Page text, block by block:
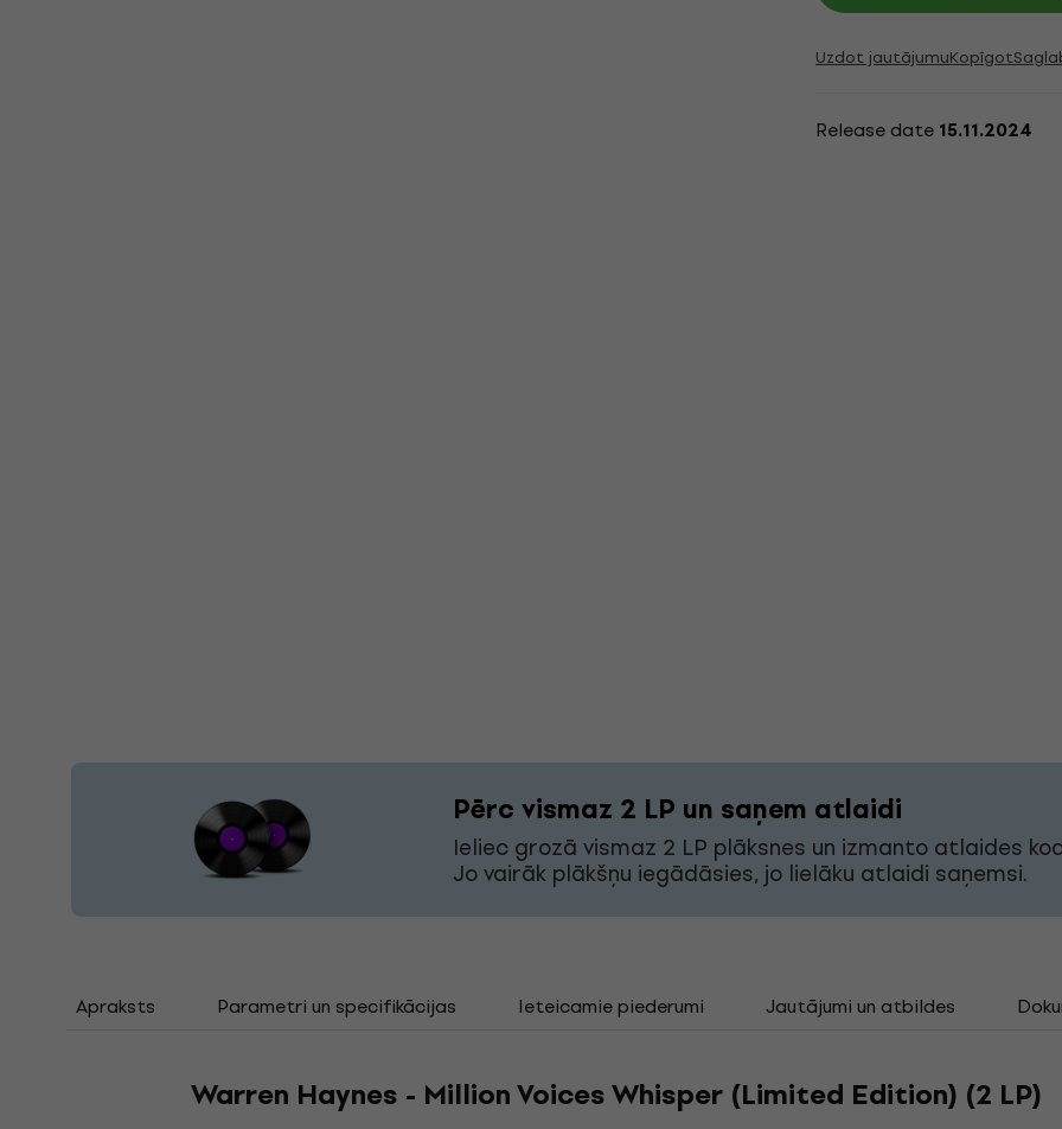
Uzdot jautājumuKopīgot
Release date 15.11.2024
Pērc vismaz 2 LP un saņem atlaidi
Ieliec grozā vismaz 2 LP plāksnes un izmanto atlaides
Jo vairāk plākšņu iegādāsies, jo lielāku atlaidi saņemsi.
Apraksts Parametri un specifikācijas Ieteicamie piederumi Jautājumi un atbildes
Warren Haynes - Million Voices Whisper (Limited Edition) (2 LP)